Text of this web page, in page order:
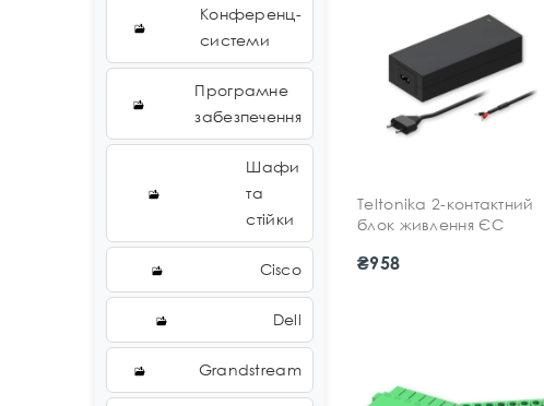
Конференц-
системи
Програмне
забезпечення
Шафи
та
стійки
Cisco
Dell
Grandstream
Teltonika 2-контактний
блок живлення ЄС
₴958